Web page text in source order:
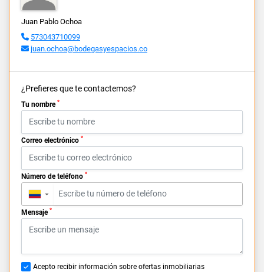
Juan Pablo Ochoa
573043710099
juan.ochoa@bodegasyespacios.co
¿Prefieres que te contactemos?
Tu nombre *
Correo electrónico *
Número de teléfono *
▼
Mensaje *
Acepto recibir información sobre ofertas inmobiliarias